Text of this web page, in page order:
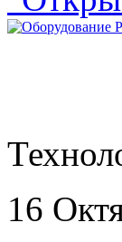
16